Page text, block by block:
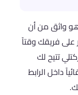
واثق من أن
فريقك وقتاً
تتيح لك
داخل الرابط